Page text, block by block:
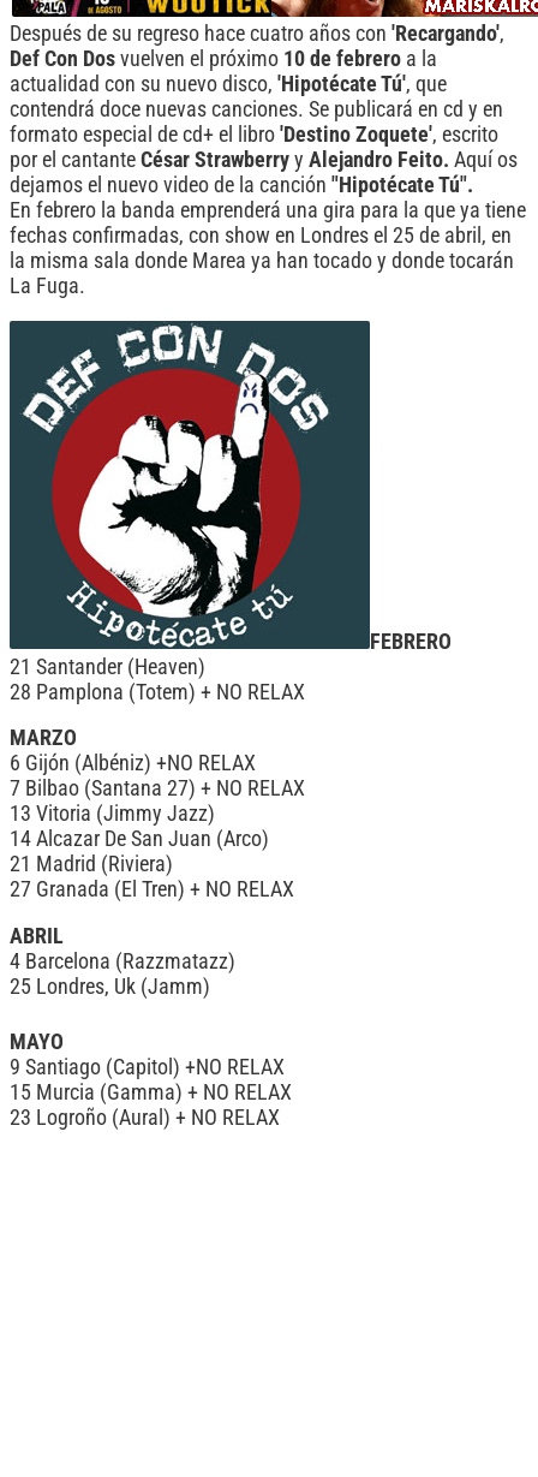
Después de su regreso hace cuatro años con 'Recargando',
Def Con Dos vuelven el próximo 10 de febrero a la
actualidad con su nuevo disco, 'Hipotécate Tú', que
contendrá doce nuevas canciones. Se publicará en cd y en
formato especial de cd+ el libro 'Destino Zoquete', escrito
por el cantante César Strawberry y Alejandro Feito. Aquí os
dejamos el nuevo video de la canción "Hipotécate Tú".
En febrero la banda emprenderá una gira para la que ya tiene
fechas confirmadas, con show en Londres el 25 de abril, en
la misma sala donde Marea ya han tocado y donde tocarán
La Fuga.
FEBRERO
21 Santander (Heaven)
28 Pamplona (Totem) + NO RELAX
MARZO
6 Gijón (Albéniz) +NO RELAX
7 Bilbao (Santana 27) + NO RELAX
13 Vitoria (Jimmy Jazz)
14 Alcazar De San Juan (Arco)
21 Madrid (Riviera)
27 Granada (El Tren) + NO RELAX
ABRIL
4 Barcelona (Razzmatazz)
25 Londres, Uk (Jamm)
MAYO
9 Santiago (Capitol) +NO RELAX
15 Murcia (Gamma) + NO RELAX
23 Logroño (Aural) + NO RELAX